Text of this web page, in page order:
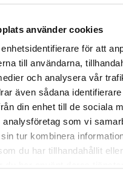
använder cookies
för att
till användarna,
och analysera vår
även sådana
din enhet till de sociala
analysföretag som vi
tur kombinera
du har tillhandahållit